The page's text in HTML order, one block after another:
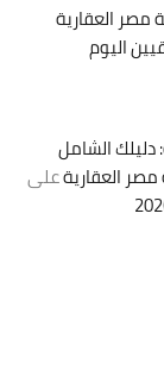
مصر العقارية
اليوم
الشامل
على